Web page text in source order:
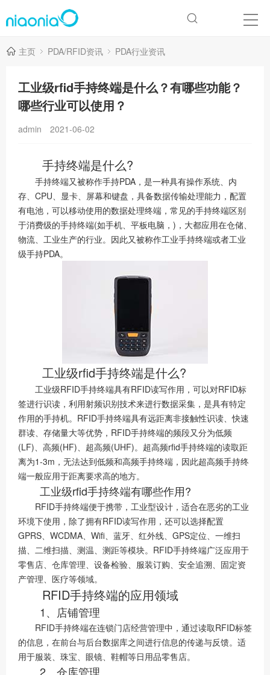
主页 PDA/RFID资讯 PDA行业资讯
工业级rfid手持终端是什么？有哪些功能？
哪些行业可以使用？
admin 2021-06-02
手持终端是什么?
手持终端又被称作手持PDA，是一种具有操作系统、内
存、CPU、显卡、屏幕和键盘，具备数据传输处理能力，配置
有电池，可以移动使用的数据处理终端，常见的手持终端区别
于消费级的手持终端(如手机、平板电脑，)，大都应用在仓储、
物流、工业生产的行业。因此又被称作工业手持终端或者工业
级手持PDA。
工业级rfid手持终端是什么?
工业级RFID手持终端具有RFID读写作用，可以对RFID标
签进行识读，利用射频识别技术来进行数据采集，是具有特定
作用的手持机。RFID手持终端具有远距离非接触性识读、快速
群读、存储量大等优势，RFID手持终端的频段又分为低频
(LF)、高频(HF)、超高频(UHF)。超高频rfid手持终端的读取距
离为1-3m，无法达到低频和高频手持终端，因此超高频手持终
端一般应用于距离要求高的地方。
工业级rfid手持终端有哪些作用?
RFID手持终端便于携带，工业型设计，适合在恶劣的工业
环境下使用，除了拥有RFID读写作用，还可以选择配置
GPRS、WCDMA、Wifi、蓝牙、红外线、GPS定位、一维扫
描、二维扫描、测温、测距等模块。RFID手持终端广泛应用于
零售店、仓库管理、设备检验、服装订购、安全追溯、固定资
产管理、医疗等领域。
RFID手持终端的应用领域
1、店铺管理
RFID手持终端在连锁门店经营管理中，通过读取RFID标签
的信息，在前台与后台数据库之间进行信息的传递与反馈。适
用于服装、珠宝、眼镜、鞋帽等日用品零售店。
2、仓库管理